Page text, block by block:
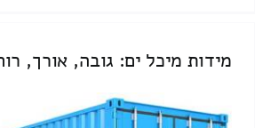
מידות מיכל ים: גובה, אורך,